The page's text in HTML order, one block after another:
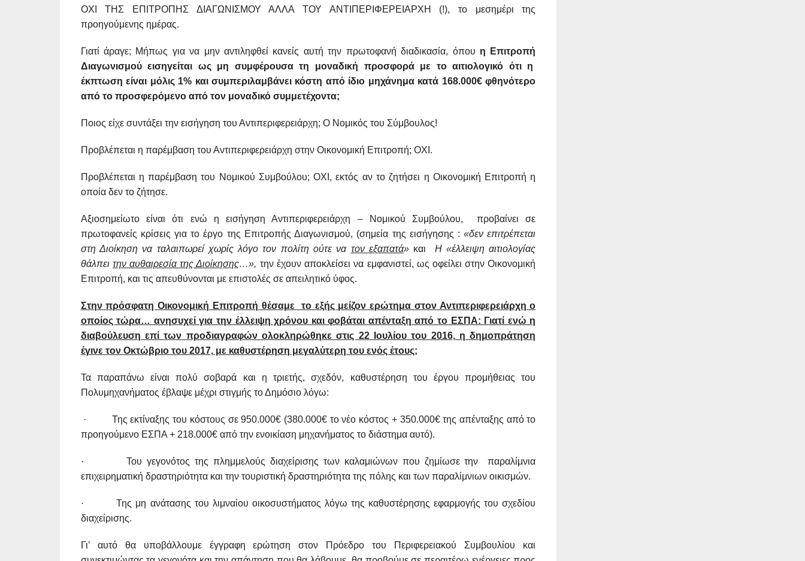
ΟΧΙ ΤΗΣ ΕΠΙΤΡΟΠΗΣ ΔΙΑΓΩΝΙΣΜΟΥ ΑΛΛΑ ΤΟΥ ΑΝΤΙΠΕΡΙΦΕΡΕΙΑΡΧΗ (!), το μεσημέρι της
προηγούμενης ημέρας.
Γιατί άραγε; Μήπως για να μην αντιληφθεί κανείς αυτή την πρωτοφανή διαδικασία, όπου η Επιτροπή
Διαγωνισμού εισηγείται ως μη συμφέρουσα τη μοναδική προσφορά με το αιτιολογικό ότι η
έκπτωση είναι μόλις 1% και συμπεριλαμβάνει κόστη από ίδιο μηχάνημα κατά 168.000€ φθηνότερο
από το προσφερόμενο από τον μοναδικό συμμετέχοντα;
Ποιος είχε συντάξει την εισήγηση του Αντιπεριφερειάρχη; Ο Νομικός του Σύμβουλος!
Προβλέπεται η παρέμβαση του Αντιπεριφερειάρχη στην Οικονομική Επιτροπή; ΟΧΙ.
Προβλέπεται η παρέμβαση του Νομικού Συμβούλου; ΟΧΙ, εκτός αν το ζητήσει η Οικονομική Επιτροπή η
οποία δεν το ζήτησε.
Αξιοσημείωτο είναι ότι ενώ η εισήγηση Αντιπεριφερειάρχη – Νομικού Συμβούλου, προβαίνει σε
πρωτοφανείς κρίσεις για το έργο της Επιτροπής Διαγωνισμού, (σημεία της εισήγησης :«δεν επιτρέπεται
στη Διοίκηση να ταλαιπωρεί χωρίς λόγο τον πολίτη ούτε να τον εξαπατά»και Η «έλλειψη αιτιολογίας
θάλπει την αυθαιρεσία της Διοίκησης…», την έχουν αποκλείσει να εμφανιστεί, ως οφείλει στην Οικονομική
Επιτροπή, και τις απευθύνονται με επιστολές σε απειλητικό ύφος.
Στην πρόσφατη Οικονομική Επιτροπή θέσαμε το εξής μείζον ερώτημα στον Αντιπεριφερειάρχη ο
οποίος τώρα… ανησυχεί για την έλλειψη χρόνου και φοβάται απένταξη από το ΕΣΠΑ: Γιατί ενώ η
διαβούλευση επί των προδιαγραφών ολοκληρώθηκε στις 22 Ιουλίου του 2016, η δημοπράτηση
έγινε τον Οκτώβριο του 2017, με καθυστέρηση μεγαλύτερη του ενός έτους;
Τα παραπάνω είναι πολύ σοβαρά και η τριετής, σχεδόν, καθυστέρηση του έργου προμήθειας του
Πολυμηχανήματος έβλαψε μέχρι στιγμής το Δημόσιο λόγω:
· Της εκτίναξης του κόστους σε 950.000€ (380.000€ το νέο κόστος + 350.000€ της απένταξης από το
προηγούμενο ΕΣΠΑ + 218.000€ από την ενοικίαση μηχανήματος το διάστημα αυτό).
· Του γεγονότος της πλημμελούς διαχείρισης των καλαμιώνων που ζημίωσε την παραλίμνια
επιχειρηματική δραστηριότητα και την τουριστική δραστηριότητα της πόλης και των παραλίμνιων οικισμών.
· Της μη ανάτασης του λιμναίου οικοσυστήματος λόγω της καθυστέρησης εφαρμογής του σχεδίου
διαχείρισης.
Γι’ αυτό θα υποβάλλουμε έγγραφη ερώτηση στον Πρόεδρο του Περιφερειακού Συμβουλίου και